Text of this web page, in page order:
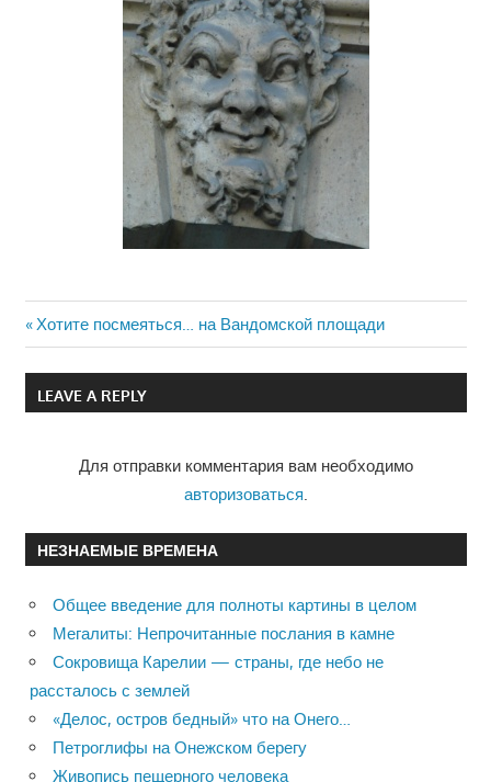
Навигация
по
Previous
Post:
Хотите посмеяться… на Вандомской площади
LEAVE A REPLY
Для отправки комментария вам необходимо
авторизоваться
НЕЗНАЕМЫЕ ВРЕМЕНА
Общее введение для полноты картины в целом
Мегалиты: Непрочитанные послания в камне
Сокровища Карелии — страны, где небо не
рассталось с землей
«Делос, остров бедный» что на Онего…
Петроглифы на Онежском берегу
Живопись пещерного человека